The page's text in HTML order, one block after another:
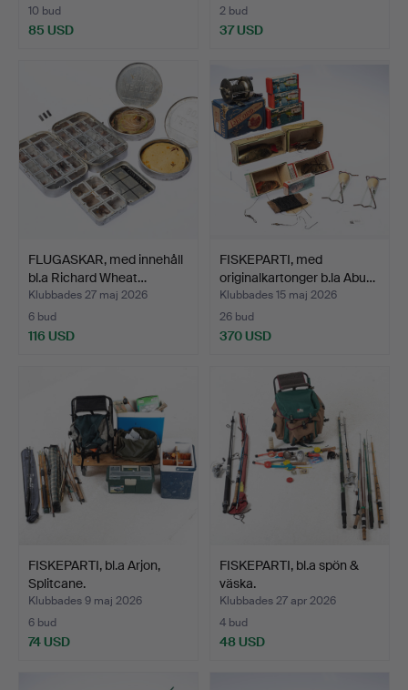
10 bud
85 USD
2 bud
37 USD
FLUGASKAR, med innehåll
bl.a Richard Wheat…
Klubbades 27 maj 2026
6 bud
116 USD
FISKEPARTI, med
originalkartonger b.la Abu…
Klubbades 15 maj 2026
26 bud
370 USD
FISKEPARTI, bl.a Arjon,
Splitcane.
Klubbades 9 maj 2026
6 bud
74 USD
FISKEPARTI, bl.a spön &
väska.
Klubbades 27 apr 2026
4 bud
48 USD